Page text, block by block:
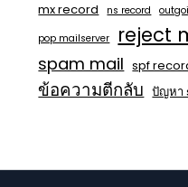
mx record
ns record
pop mailserver reject
spam mail spf
ข้อความตีกลับ ปัญหา